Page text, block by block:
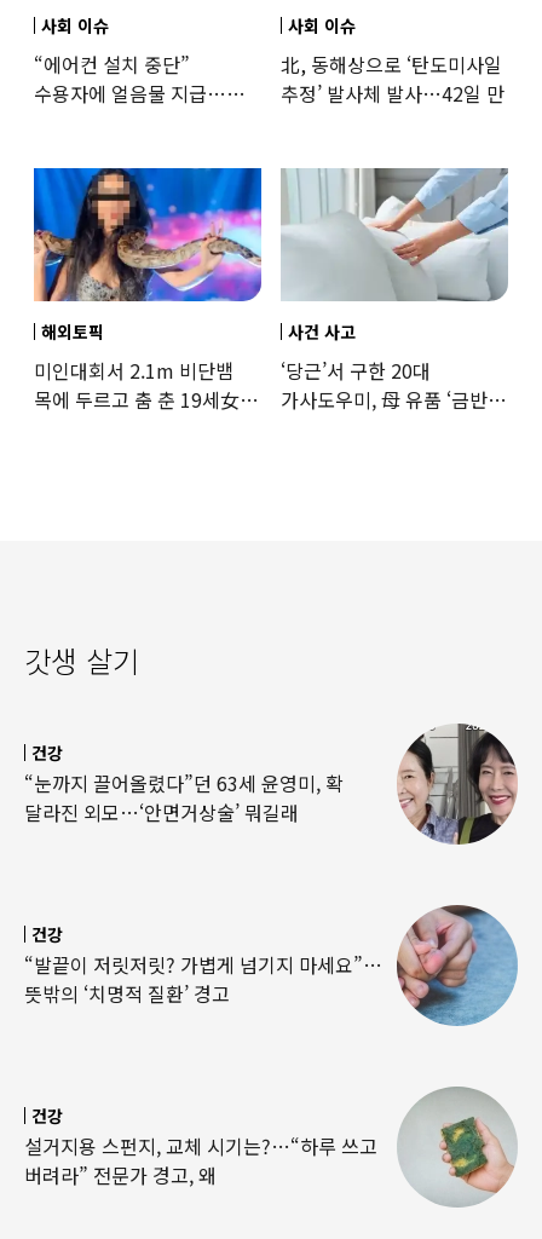
사회 이슈
“에어컨 설치 중단”
수용자에 얼음물 지급…
사회 이슈
北, 동해상으로 ‘탄도미사일
추정’ 발사체 발사…42일 만
해외토픽
미인대회서 2.1m 비단뱀
목에 두르고 춤 춘 19세女
사건 사고
‘당근’서 구한 20대
가사도우미, 母 유품 ‘금반지
갓생 살기
건강
“눈까지 끌어올렸다”던 63세 윤영미, 확
달라진 외모…‘안면거상술’ 뭐길래
건강
“발끝이 저릿저릿? 가볍게 넘기지 마세요”…
뜻밖의 ‘치명적 질환’ 경고
건강
설거지용 스펀지, 교체 시기는?…“하루 쓰고
버려라” 전문가 경고, 왜